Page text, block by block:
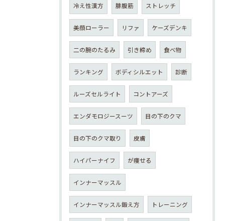
冷え性漢方 腓腹筋 ストレッチ
美顔ローラー リファ ケーズデンキ
二の腕のたるみ 引き締め 食べ物
ランキング ボディシルエット 診断
ルーズセルライト コントアーズ
エンダモロジースーツ 目の下のクマ
目の下のクマ取り 皮膚
ハイパーナイフ が痩せる
インナーマッスル
インナーマッスル鍛え方 トレーニング